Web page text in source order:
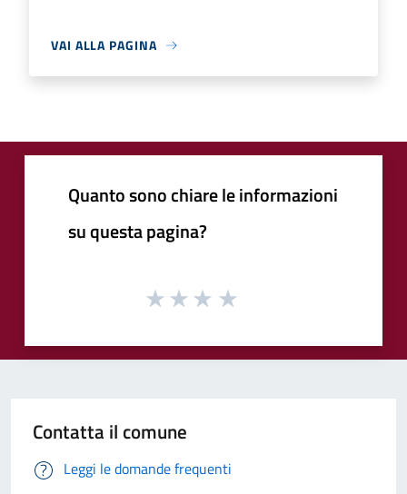
VAI ALLA PAGINA
Quanto sono chiare le informazioni
su questa pagina?
Contatta il comune
Leggi le domande frequenti